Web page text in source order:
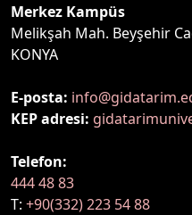
Merkez Kampüs
Melikşah Mah. Beyşehir
KONYA
E-posta:
KEP adresi:
Telefon:
444 48 83
T: +90(332) 223 54 88